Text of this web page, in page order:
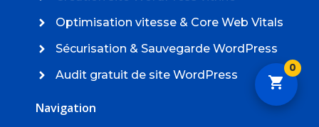
Optimisation vitesse & Core Web Vitals
Sécurisation & Sauvegarde WordPress
Audit gratuit de site WordPress
Navigation
0